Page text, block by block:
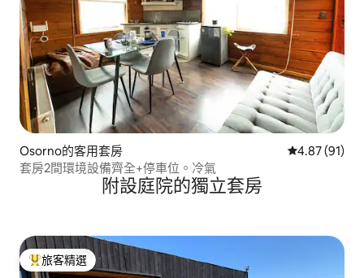
Osorno的客用套房 從 91 則評價
4.87 (91)
套房2間環境設備齊全+停車位。冷氣
附設庭院的獨立套房
旅客精選榜首
旅客精選